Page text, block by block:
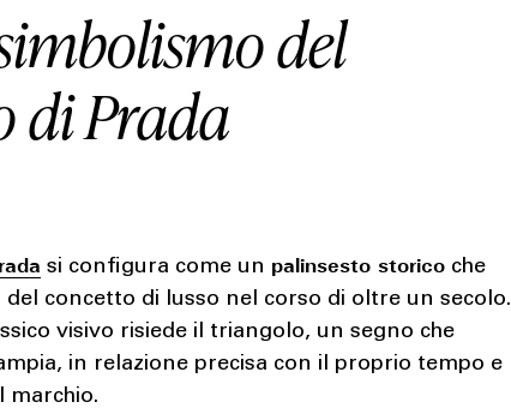
del
di Prada
si configura come un palinsesto storico che
concetto di lusso nel corso di oltre un secolo.
visivo risiede il triangolo, un segno che
in relazione precisa con il proprio tempo e
marchio.